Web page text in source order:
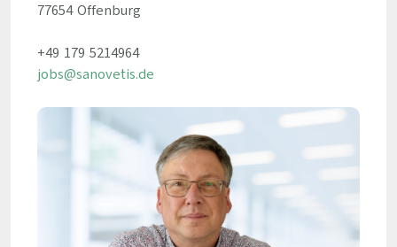
77654 Offenburg
+49 179 5214964
jobs@sanovetis.de